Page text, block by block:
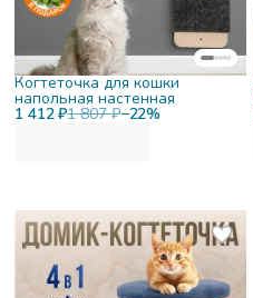
1 412 ₽1 807 ₽−22%
Когтеточка для кошки
напольная настенная